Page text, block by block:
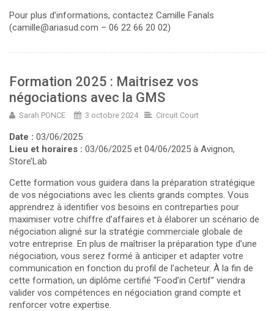
Pour plus d’informations, contactez Camille Fanals
(camille@ariasud.com – 06 22 66 20 02)
Formation 2025 : Maitrisez vos
négociations avec la GMS
Sarah PONCE 3 octobre 2024 Circuit Court
Date : 03/06/2025
Lieu et horaires : 03/06/2025 et 04/06/2025 à Avignon,
Store’Lab
Cette formation vous guidera dans la préparation stratégique
de vos négociations avec les clients grands comptes. Vous
apprendrez à identifier vos besoins en contreparties pour
maximiser votre chiffre d’affaires et à élaborer un scénario de
négociation aligné sur la stratégie commerciale globale de
votre entreprise. En plus de maîtriser la préparation type d’une
négociation, vous serez formé à anticiper et adapter votre
communication en fonction du profil de l’acheteur. À la fin de
cette formation, un diplôme certifié “Food’in Certif” viendra
valider vos compétences en négociation grand compte et
renforcer votre expertise.